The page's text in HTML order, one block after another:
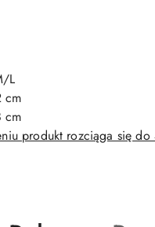
L
cm
cm
produkt rozciąga się